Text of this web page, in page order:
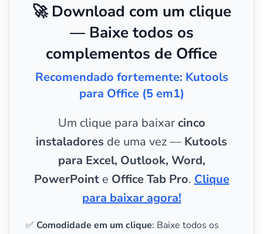
🚀 Download com um clique
— Baixe todos os
complementos de Office
Recomendado fortemente: Kutools
para Office (5 em1)
Um clique para baixarcinco
instaladores de uma vez — Kutools
para Excel, Outlook, Word,
PowerPointe Office Tab Pro. Clique
para baixar agora!
✅ Comodidade em um clique: Baixe todos os